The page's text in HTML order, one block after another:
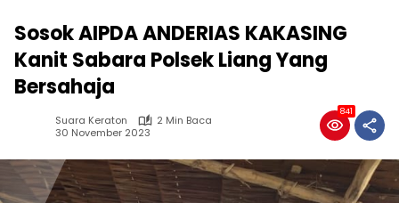
Sosok AIPDA ANDERIAS KAKASING
Kanit Sabara Polsek Liang Yang
Bersahaja
Suara Keraton
2 Min Baca
30 November 2023
841